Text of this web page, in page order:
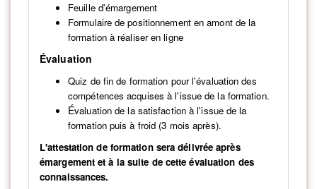
Feuille d'émargement
Formulaire de positionnement en amont de la
formation à réaliser en ligne
Évaluation
Quiz de fin de formation pour l'évaluation des
compétences acquises à l'issue de la formation.
Évaluation de la satisfaction à l'issue de la
formation puis à froid (3 mois après).
L'attestation de formation sera délivrée après
émargement et à la suite de cette évaluation des
connaissances.